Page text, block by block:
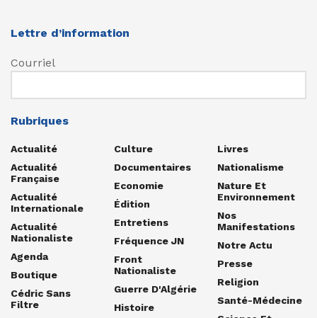
Lettre d’information
Courriel
Rubriques
Actualité
Actualité
Française
Actualité
Internationale
Actualité
Nationaliste
Agenda
Boutique
Cédric Sans
Filtre
Culture
Documentaires
Economie
Édition
Entretiens
Fréquence JN
Front
Nationaliste
Guerre D'Algérie
Histoire
Livres
Nationalisme
Nature Et
Environnement
Nos
Manifestations
Notre Actu
Presse
Religion
Santé-Médecine